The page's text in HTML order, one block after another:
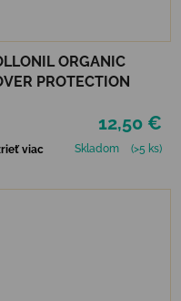
ORGANIC
PROTECTION
12,50 €
viac Skladom (>5 ks)